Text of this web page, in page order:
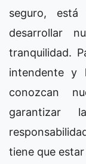
seguro,
desarrollar
tranquilidad.
intendente y
conozcan
garantizar
tiene que